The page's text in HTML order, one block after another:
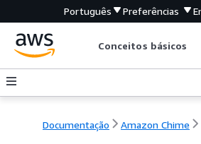
Português Preferências
Conceitos básicos
Documentação Amazon Chime